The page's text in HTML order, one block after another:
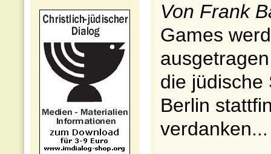
Von Frank
Games
die jüdische
Berlin
verdanken...